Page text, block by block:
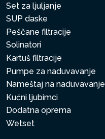
Set za ljuljanje
SUP daske
Peščane filtracije
Solinatori
Kartuš filtracije
Pumpe za naduvavanje
Nameštaj na naduvavanje
Kućni ljubimci
Dodatna oprema
Wetset